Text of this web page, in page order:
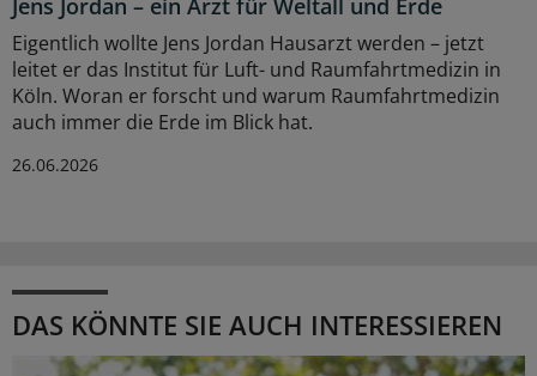
Jens Jordan – ein Arzt für Weltall und Erde
Eigentlich wollte Jens Jordan Hausarzt werden – jetzt
leitet er das Institut für Luft- und Raumfahrtmedizin in
Köln. Woran er forscht und warum Raumfahrtmedizin
auch immer die Erde im Blick hat.
26.06.2026
DAS KÖNNTE SIE AUCH INTERESSIEREN